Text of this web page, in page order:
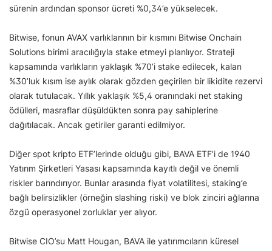
sürenin ardından sponsor ücreti %0,34’e yükselecek.
Bitwise, fonun AVAX varlıklarının bir kısmını Bitwise Onchain
Solutions birimi aracılığıyla stake etmeyi planlıyor. Strateji
kapsamında varlıkların yaklaşık %70’i stake edilecek, kalan
%30’luk kısım ise aylık olarak gözden geçirilen bir likidite rezervi
olarak tutulacak. Yıllık yaklaşık %5,4 oranındaki net staking
ödülleri, masraflar düşüldükten sonra pay sahiplerine
dağıtılacak. Ancak getiriler garanti edilmiyor.
Diğer spot kripto ETF’lerinde olduğu gibi, BAVA ETF’i de 1940
Yatırım Şirketleri Yasası kapsamında kayıtlı değil ve önemli
riskler barındırıyor. Bunlar arasında fiyat volatilitesi, staking’e
bağlı belirsizlikler (örneğin slashing riski) ve blok zinciri ağlarına
özgü operasyonel zorluklar yer alıyor.
Bitwise CIO’su Matt Hougan, BAVA ile yatırımcıların küresel